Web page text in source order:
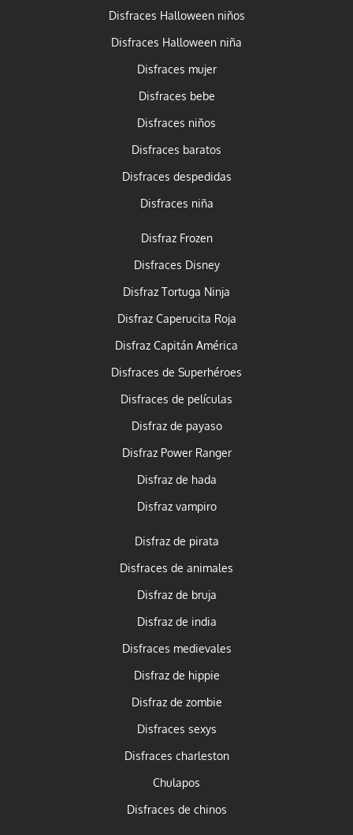
Disfraces Halloween niños
Disfraces Halloween niña
Disfraces mujer
Disfraces bebe
Disfraces niños
Disfraces baratos
Disfraces despedidas
Disfraces niña
Disfraz Frozen
Disfraces Disney
Disfraz Tortuga Ninja
Disfraz Caperucita Roja
Disfraz Capitán América
Disfraces de Superhéroes
Disfraces de películas
Disfraz de payaso
Disfraz Power Ranger
Disfraz de hada
Disfraz vampiro
Disfraz de pirata
Disfraces de animales
Disfraz de bruja
Disfraz de india
Disfraces medievales
Disfraz de hippie
Disfraz de zombie
Disfraces sexys
Disfraces charleston
Chulapos
Disfraces de chinos